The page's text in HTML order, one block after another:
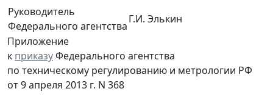
Руководитель
Федерального агентства
Г.И. Элькин
Приложение
к приказуФедерального агентства
по техническому регулированию и метрологии РФ
от 9 апреля 2013 г. N 368